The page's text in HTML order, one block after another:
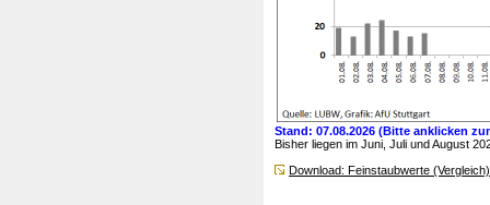
Stand: 07.08.2026 (Bitte anklicken
Bisher liegen im Juni, Juli und August
Download: Feinstaubwerte